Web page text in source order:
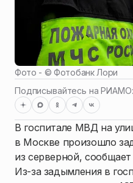
Фото - ©Фотобанк Лори
Подписывайтесь на РИАМО:
В госпитале МВД на
в Москве произошло
из серверной, сообщает
Из-за задымления в